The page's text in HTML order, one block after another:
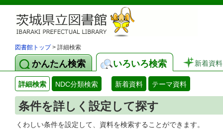
図書館トップ> 詳細検索
かんたん検索 いろいろ検索 新着資料
詳細検索 NDC分類検索 新着資料 テーマ資料
条件を詳しく設定して探す
くわしい条件を設定して、資料を検索することができます。